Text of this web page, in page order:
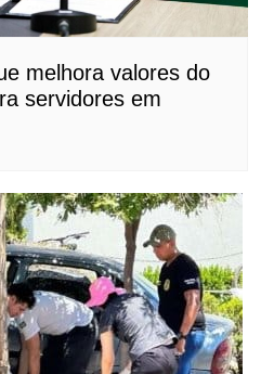
melhora valores do
servidores em